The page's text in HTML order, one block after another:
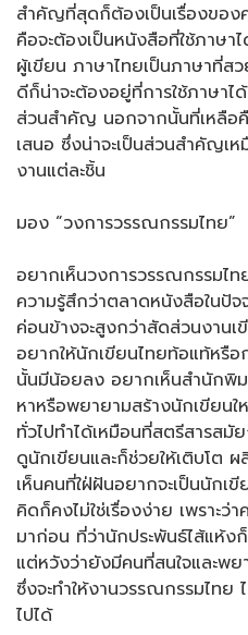
สำคัญที่สุดก็ต้องเป็นเรื่องขอ
คือจะต้องเป็นหนังสือที่ใช้ภาษ
ผู้เขียน ภาษาไทยเป็นภาษาที่ส
ดีก็น่าจะต้องอยู่ที่การใช้ภาษา
ส่วนสำคัญ นอกจากนั้นที่เหลือ
เสนอ ซึ่งน่าจะเป็นส่วนสำคัญเ
งานแต่ละชิ้น
มอง “วงการวรรณกรรมไทย”
อยากเห็นวงการวรรณกรรมไ
ความรู้สึกว่าตลาดหนังสือในปั
ค่อนข้างจะสูงกว่าสัดส่วนงาน
อยากให้นักเขียนไทยท้อแท้หรื
นั้นมีน้อยลง อยากเห็นสำนักพิ
หาหรือพยายามสร้างนักเขียน
ทั่วไปทำได้เหมือนที่สตรีสารส
ดูนักเขียนและก็ช่วยให้เติบโต
เห็นคนที่ใฝ่ฝันอยากจะเป็นนักเ
คิดก็คงไม่ใช่เรื่องง่าย เพราะ
มาก่อน ที่ว่านักประพันธ์ไส้แห้
แต่หวังว่ายังมีคนที่สนใจและพ
ซึ่งจะทำให้งานวรรณกรรมไทย
ไปได้